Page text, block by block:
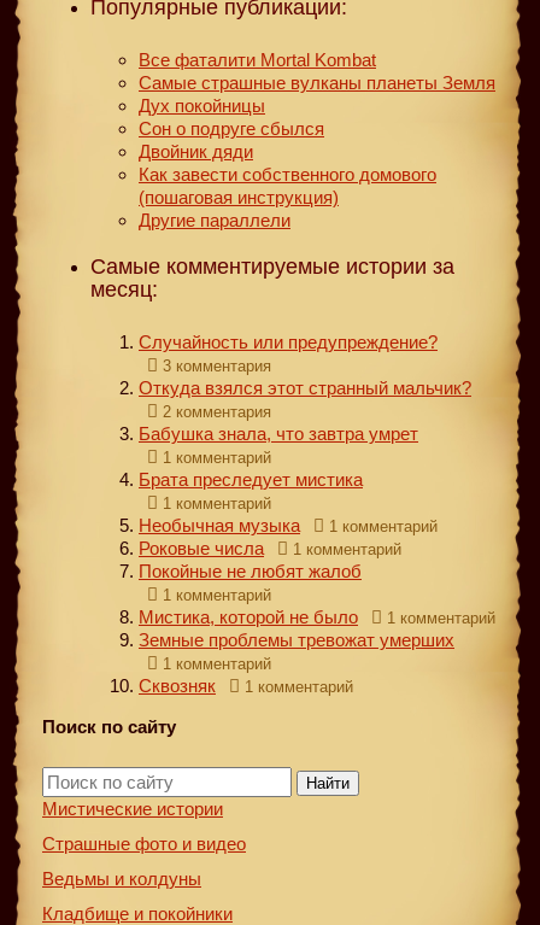
Популярные публикации:
Все фаталити Mortal Kombat
Самые страшные вулканы планеты Земля
Дух покойницы
Сон о подруге сбылся
Двойник дяди
Как завести собственного домового
(пошаговая инструкция)
Другие параллели
Самые комментируемые истории за
месяц:
Случайность или предупреждение?
3 комментария
Откуда взялся этот странный мальчик?
2 комментария
Бабушка знала, что завтра умрет
1 комментарий
Брата преследует мистика
1 комментарий
Необычная музыка 1 комментарий
Роковые числа 1 комментарий
Покойные не любят жалоб
1 комментарий
Мистика, которой не было 1 комментарий
Земные проблемы тревожат умерших
1 комментарий
Сквозняк 1 комментарий
Поиск по сайту
Найти
Мистические истории
Страшные фото и видео
Ведьмы и колдуны
Кладбище и покойники